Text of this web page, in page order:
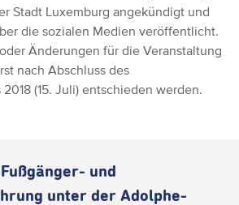
Stadt Luxemburg angekündigt und
die sozialen Medien veröffentlicht.
Änderungen für die Veranstaltung
nach Abschluss des
(15. Juli) entschieden werden.
und
unter der Adolphe-